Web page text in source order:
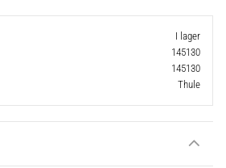
I lager
145130
145130
Thule